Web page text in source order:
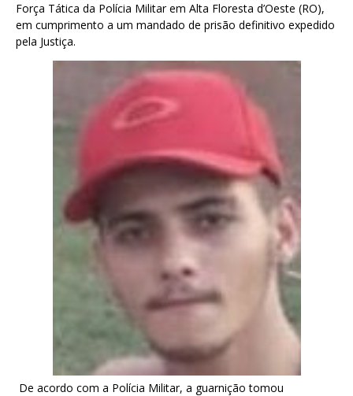
Força Tática da Polícia Militar em Alta Floresta d’Oeste (RO),
em cumprimento a um mandado de prisão definitivo expedido
pela Justiça.
De acordo com a Polícia Militar, a guarnição tomou